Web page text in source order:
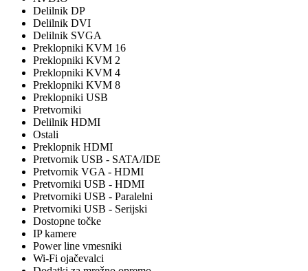
Delilnik DP
Delilnik DVI
Delilnik SVGA
Preklopniki KVM 16
Preklopniki KVM 2
Preklopniki KVM 4
Preklopniki KVM 8
Preklopniki USB
Pretvorniki
Delilnik HDMI
Ostali
Preklopnik HDMI
Pretvornik USB - SATA/IDE
Pretvornik VGA - HDMI
Pretvorniki USB - HDMI
Pretvorniki USB - Paralelni
Pretvorniki USB - Serijski
Dostopne točke
IP kamere
Power line vmesniki
Wi-Fi ojačevalci